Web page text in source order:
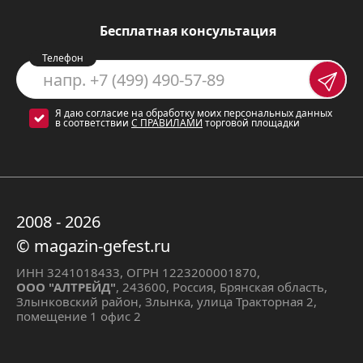
поверхности.
Характеристики:
Вытяжка Gefest ВО 3603 Д1С имеет
Глубина: 49 см
Высота: 42, 5 см
Производительность:550 куб.м/ч
Уровень шума:
Бесплатная консультация
Телефон
Я даю согласие на обработку моих персональных данных
в соответствии С ПРАВИЛАМИ торговой площадки
2008 - 2026
© magazin-gefest.ru
ИНН 3241018433, ОГРН 1223200001870,
ООО "АЛТРЕЙД", 243600, Россия, Брянская область,
Злынковский район, Злынка, улица Тракторная 2,
помещение 1 офис 2